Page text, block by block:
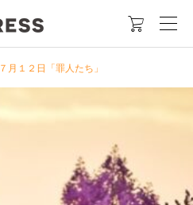

７月１２日「罪人たち」